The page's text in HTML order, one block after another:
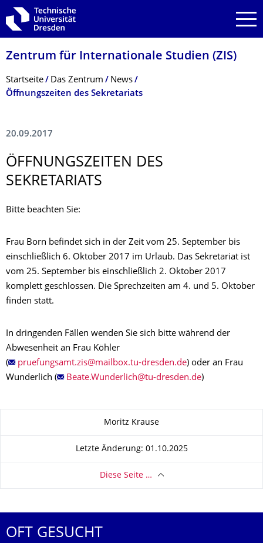
Zur Hauptnavigation springen
Zur Suche springen
Zum Inhalt springen
Zentrum für Internationale Studien (ZIS)
Breadcrumb-Menü
Startseite Das Zentrum
News
Öffnungszeiten des Sekretariats
20.09.2017
ÖFFNUNGSZEITEN DES
SEKRETARIATS
Bitte beachten Sie:
Frau Born befindet sich in der Zeit vom 25. September bis
einschließlich 6. Oktober 2017 im Urlaub. Das Sekretariat ist
vom 25. September bis einschließlich 2. Oktober 2017
komplett geschlossen. Die Sprechzeiten am 4. und 5. Oktober
finden statt.
In dringenden Fällen wenden Sie sich bitte während der
Abwesenheit an Frau Köhler
(
) oder an Frau
Wunderlich (
)
Moritz Krause
Letzte Änderung: 01.10.2025
Diese Seite …
OFT GESUCHT